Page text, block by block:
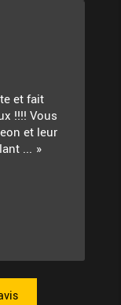
et fait
!!!! Vous
et leur
...